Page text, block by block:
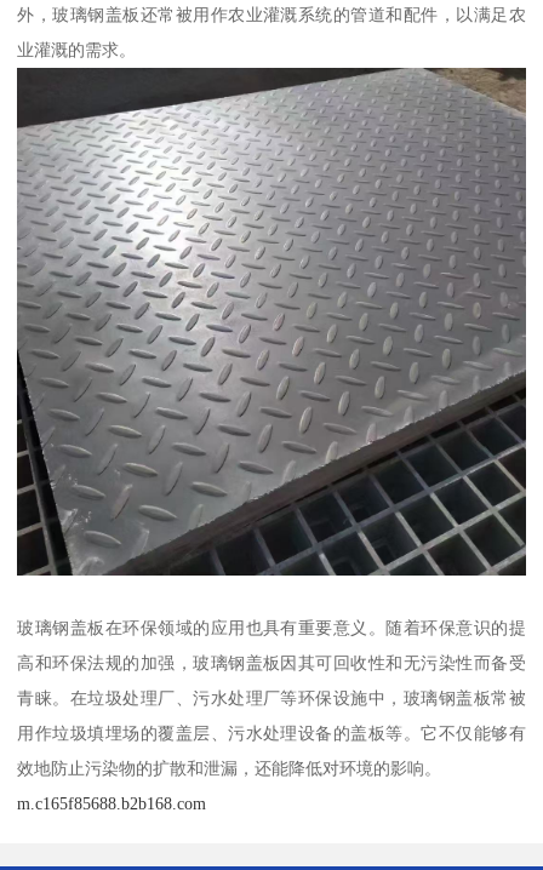
外，玻璃钢盖板还常被用作农业灌溉系统的管道和配件，以满足农
业灌溉的需求。
玻璃钢盖板在环保领域的应用也具有重要意义。随着环保意识的提
高和环保法规的加强，玻璃钢盖板因其可回收性和无污染性而备受
青睐。在垃圾处理厂、污水处理厂等环保设施中，玻璃钢盖板常被
用作垃圾填埋场的覆盖层、污水处理设备的盖板等。它不仅能够有
效地防止污染物的扩散和泄漏，还能降低对环境的影响。
m.c165f85688.b2b168.com